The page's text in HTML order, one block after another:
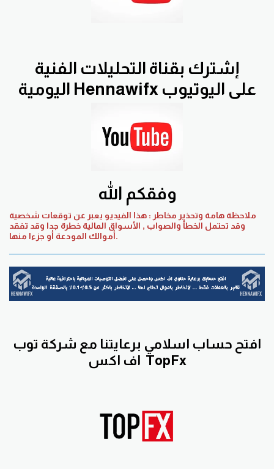
إشترك بقناة التحليلات الفنية
اليومية Hennawifx على اليوتيوب
وفقكم الله
ملاحظة هامة وتحذير مخاطر : هذا الفيديو يعبر عن توقعات شخصية
وقد تحتمل الخطأ والصواب , الأسواق المالية خطرة جدا وقد تفقد
أموالك المودعة أو جزءا منها.
افتح حساب اسلامي برعايتنا مع شركة توب
اف اكس TopFx